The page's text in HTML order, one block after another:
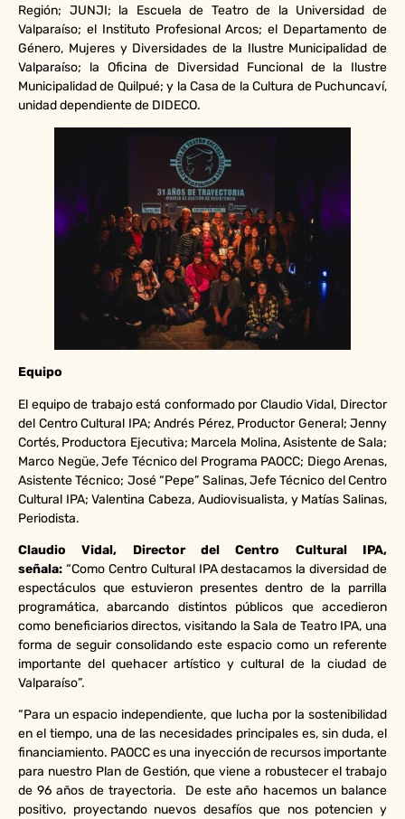
Región; JUNJI; la Escuela de Teatro de la Universidad de
Valparaíso; el Instituto Profesional Arcos; el Departamento de
Género, Mujeres y Diversidades de la Ilustre Municipalidad de
Valparaíso; la Oficina de Diversidad Funcional de la Ilustre
Municipalidad de Quilpué; y la Casa de la Cultura de Puchuncaví,
unidad dependiente de DIDECO.
Equipo
El equipo de trabajo está conformado por Claudio Vidal, Director
del Centro Cultural IPA; Andrés Pérez, Productor General; Jenny
Cortés, Productora Ejecutiva; Marcela Molina, Asistente de Sala;
Marco Negüe, Jefe Técnico del Programa PAOCC; Diego Arenas,
Asistente Técnico; José “Pepe” Salinas, Jefe Técnico del Centro
Cultural IPA; Valentina Cabeza, Audiovisualista, y Matías Salinas,
Periodista.
Claudio Vidal, Director del Centro Cultural IPA,
señala: “Como Centro Cultural IPA destacamos la diversidad de
espectáculos que estuvieron presentes dentro de la parrilla
programática, abarcando distintos públicos que accedieron
como beneficiarios directos, visitando la Sala de Teatro IPA, una
forma de seguir consolidando este espacio como un referente
importante del quehacer artístico y cultural de la ciudad de
Valparaíso”.
“Para un espacio independiente, que lucha por la sostenibilidad
en el tiempo, una de las necesidades principales es, sin duda, el
financiamiento. PAOCC es una inyección de recursos importante
para nuestro Plan de Gestión, que viene a robustecer el trabajo
de 96 años de trayectoria. De este año hacemos un balance
positivo, proyectando nuevos desafíos que nos potencien y